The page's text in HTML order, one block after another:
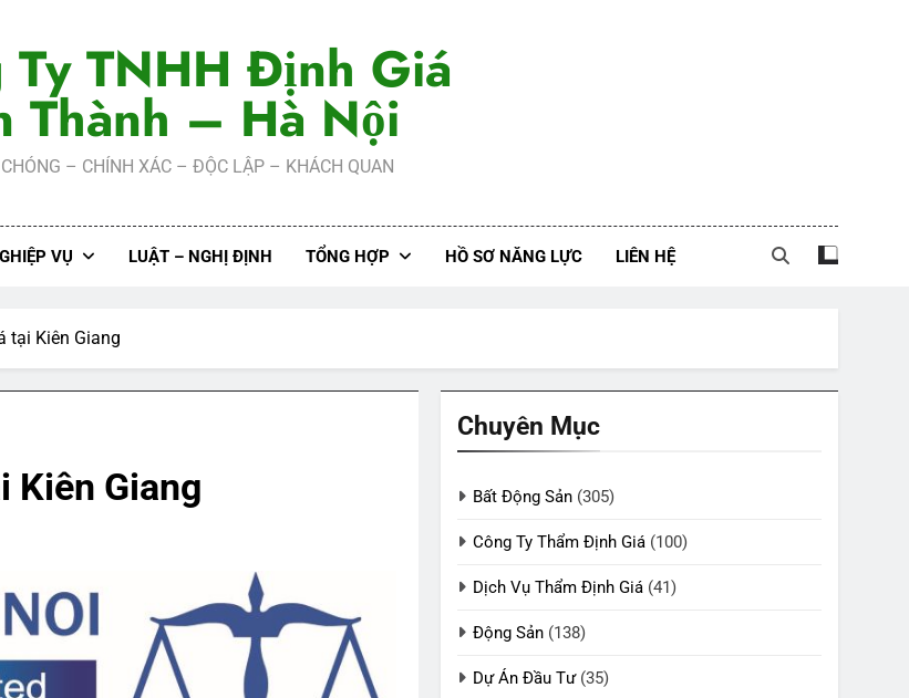
Ty TNHH Định Giá
Thành – Hà Nội
– CHÍNH XÁC – ĐỘC LẬP – KHÁCH QUAN
VỤ LUẬT – NGHỊ ĐỊNH TỔNG HỢP HỒ SƠ NĂNG LỰC LIÊN HỆ
tại Kiên Giang
Kiên Giang
Chuyên Mục
Bất Động Sản (305)
Công Ty Thẩm Định Giá (100)
Dịch Vụ Thẩm Định Giá (41)
Động Sản (138)
Dự Án Đầu Tư(35)